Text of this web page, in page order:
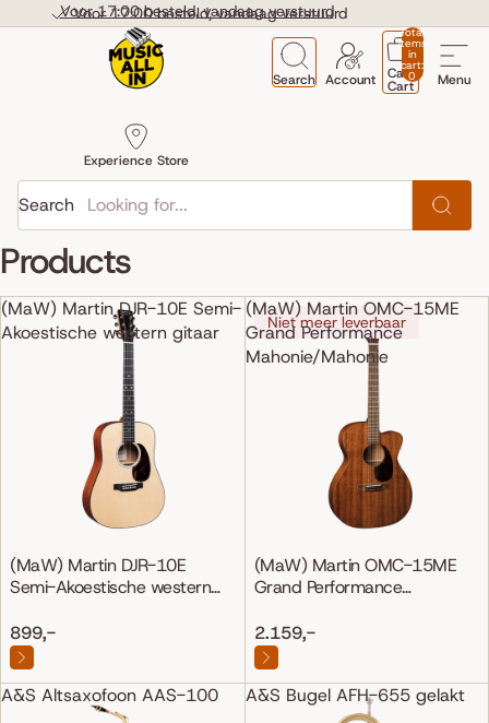
Voor 17:00 besteld, vandaag verstuurd
Voor 17:00 besteld, vandaag verstuurd
Menu
Search
Experience Store
Account
Total
items
in
cart:
0
Cart
Cart
Search
Products
(MaW) Martin DJR-10E Semi-
Akoestische western gitaar
(MaW) Martin DJR-10E
Semi-Akoestische western
899,-
(MaW) Martin OMC-15ME
Grand Performance
Mahonie/Mahonie
Niet meer leverbaar
(MaW) Martin OMC-15ME
Grand Performance
2.159,-
A&S Altsaxofoon AAS-100 A&S Bugel AFH-655 gelakt